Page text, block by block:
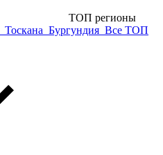
ТОП регионы
Тоскана Бургундия Все ТОП